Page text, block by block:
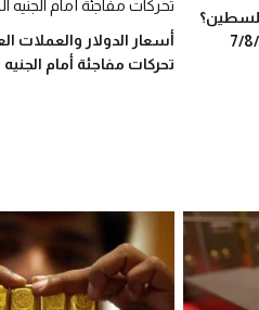
أسعار الدولار والعملات
تحركات مفاجئة أمام